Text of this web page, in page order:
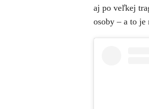
aj po veľkej
osoby – a to je